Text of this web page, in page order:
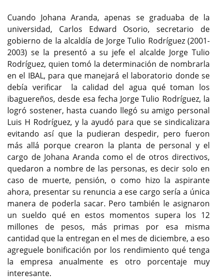
Cuando Johana Aranda, apenas se graduaba de la
universidad, Carlos Edward Osorio, secretario de
gobierno de la alcaldía de Jorge Tulio Rodríguez (2001-
2003) se la presentó a su jefe el alcalde Jorge Tulio
Rodríguez, quien tomó la determinación de nombrarla
en el IBAL, para que manejará el laboratorio donde se
debía verificar la calidad del agua qué toman los
ibaguereños, desde esa fecha Jorge Tulio Rodríguez, la
logró sostener, hasta cuando llegó su amigo personal
Luis H Rodríguez, y la ayudó para que se sindicalizara
evitando así que la pudieran despedir, pero fueron
más allá porque crearon la planta de personal y el
cargo de Johana Aranda como el de otros directivos,
quedaron a nombre de las personas, es decir solo en
caso de muerte, pensión, o como hizo la aspirante
ahora, presentar su renuncia a ese cargo sería a única
manera de poderla sacar. Pero también le asignaron
un sueldo qué en estos momentos supera los 12
millones de pesos, más primas por esa misma
cantidad que la entregan en el mes de diciembre, a eso
agreguele bonificación por los rendimiento qué tenga
la empresa anualmente es otro porcentaje muy
interesante.